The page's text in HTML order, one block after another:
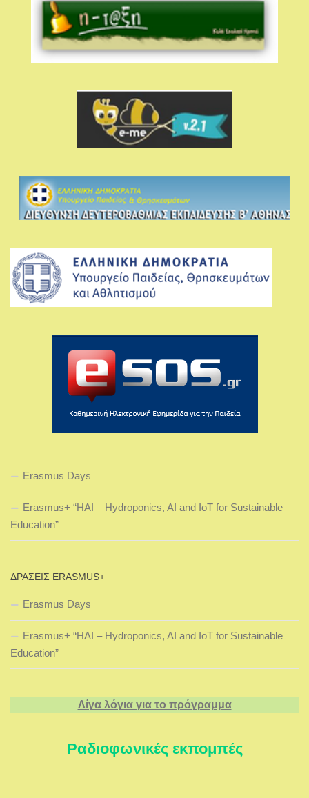
Erasmus Days
Erasmus+ “HAI – Hydroponics, AI and IoT for Sustainable
Education”
ΔΡΆΣΕΙΣ ERASMUS+
Erasmus Days
Erasmus+ “HAI – Hydroponics, AI and IoT for Sustainable
Education”
Λίγα λόγια για το πρόγραμμα
Ραδιοφωνικές εκπομπές